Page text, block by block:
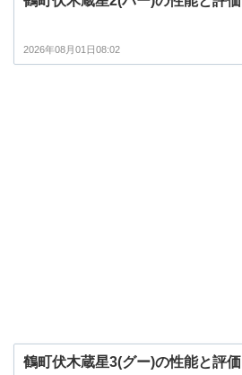
2026年08月01日08:02
鶴町伏木蔵星3(グー)の性能と評価